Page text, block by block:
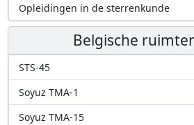
Opleidingen in de sterrenkunde
Belgische
STS-45
Soyuz TMA-1
Soyuz TMA-15